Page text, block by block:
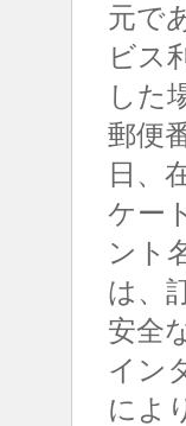
元で
ビス
した
郵便
日、
ケー
ント
は、
安全
イン
によ